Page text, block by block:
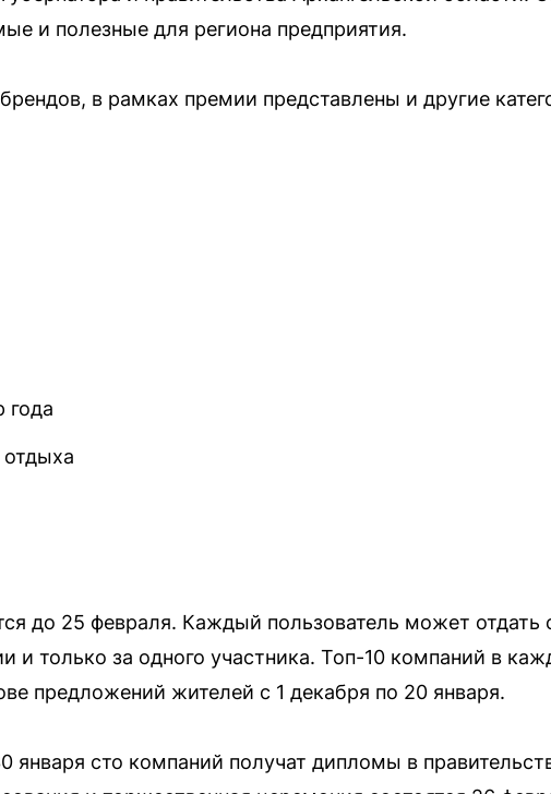
и полезные для региона предприятия.
в рамках премии представлены и другие
года
отдыха
до 25 февраля. Каждый пользователь может отдать
и только за одного участника. Топ-10 компаний в
предложений жителей с 1 декабря по 20 января.
января сто компаний получат дипломы в